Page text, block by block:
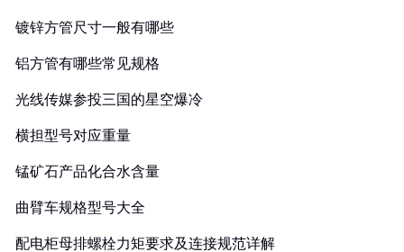
镀锌方管尺寸一般有哪些
铝方管有哪些常见规格
光线传媒参投三国的星空爆冷
横担型号对应重量
锰矿石产品化合水含量
曲臂车规格型号大全
配电柜母排螺栓力矩要求及连接规范详解